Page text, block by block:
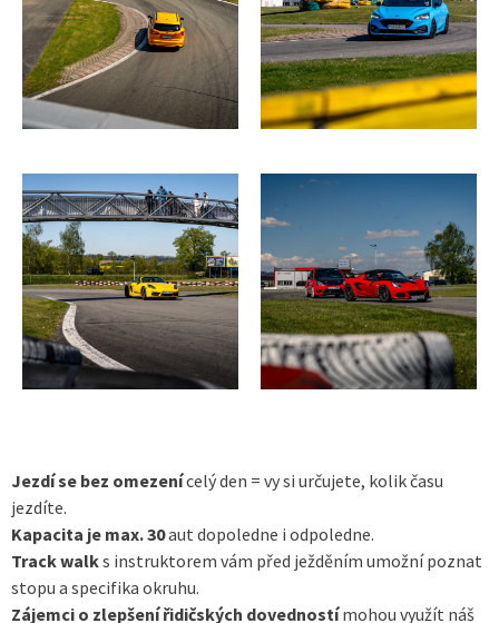
Jezdí se bez omezenícelý den = vy si určujete, kolik času
jezdíte.
Kapacita je max. 30aut dopoledne i odpoledne.
Track walks instruktorem vám před ježděním umožní poznat
stopu a specifika okruhu.
Zájemci o zlepšení řidičských dovednostímohou využít náš